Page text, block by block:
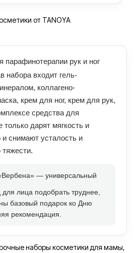
парафинотерапии рук и ног
набора входит гель-
коллагено-
крем для ног, крем для рук,
средства для
только дарят мягкость и
и снимают усталость и
— универсальный
для лица подобрать труднее,
базовый подарок ко Дню
рекомендация.
наборы косметики для мамы,